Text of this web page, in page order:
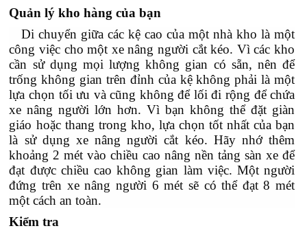
Quản lý kho hàng của bạn
Di chuyển giữa các kệ cao của một nhà kho là một
công việc cho một xe nâng người cắt kéo. Vì các kho
cần sử dụng mọi lượng không gian có sẵn, nên để
trống không gian trên đỉnh của kệ không phải là một
lựa chọn tối ưu và cũng không để lối đi rộng để chứa
xe nâng người lớn hơn. Vì bạn không thể đặt giàn
giáo hoặc thang trong kho, lựa chọn tốt nhất của bạn
là sử dụng xe nâng người cắt kéo. Hãy nhớ thêm
khoảng 2 mét vào chiều cao nâng nền tảng sàn xe để
đạt được chiều cao không gian làm việc. Một người
đứng trên xe nâng người 6 mét sẽ có thể đạt 8 mét
một cách an toàn.
Kiểm tra